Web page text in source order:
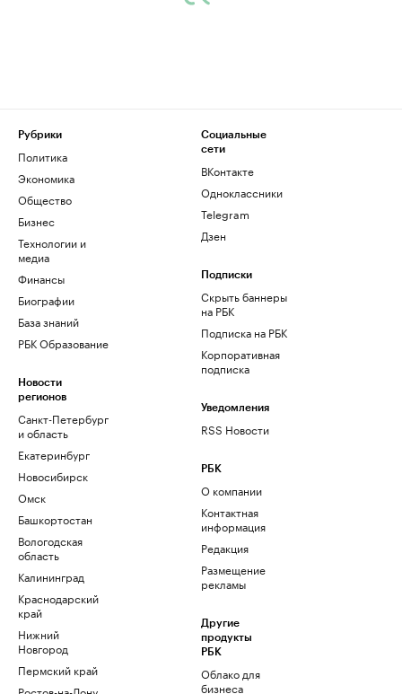
Рубрики
Политика
Экономика
Общество
Бизнес
Технологии и
медиа
Финансы
Биографии
База знаний
РБК Образование
Новости
регионов
Санкт-Петербург
и область
Екатеринбург
Новосибирск
Омск
Башкортостан
Вологодская
область
Калининград
Краснодарский
край
Нижний
Новгород
Пермский край
Социальные
сети
ВКонтакте
Одноклассники
Telegram
Дзен
Подписки
Скрыть баннеры
на РБК
Подписка на РБК
Корпоративная
подписка
Уведомления
RSS Новости
РБК
О компании
Контактная
информация
Редакция
Размещение
рекламы
Другие
продукты
РБК
Облако для
бизнеса